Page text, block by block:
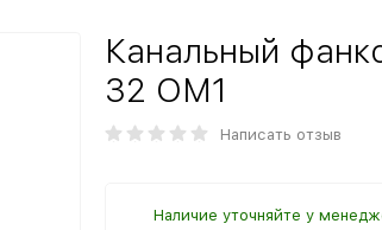
Канальный
32 OM1
Написать отзыв
Наличие уточняйте у